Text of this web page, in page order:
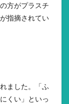
方がプラスチ
指摘されてい
ました。「ふ
くい」といっ